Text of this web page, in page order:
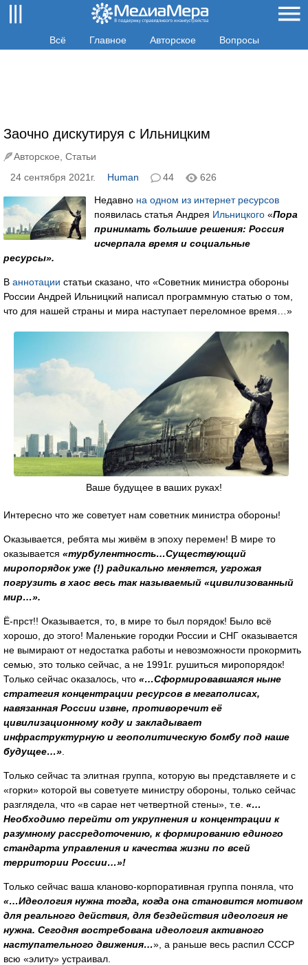
Всё Главное Авторское Вопросы
Заочно дискутируя с Ильницким
Авторское Статьи
24 сентября 2021г.
Human 44 626
Недавно на одном из интернет ресурсов
появилась статья Андрея Ильницкого «Пора
принимать большие решения: Россия
исчерпала время и социальные
ресурсы».
В аннотации статьи сказано, что «Советник министра обороны
России Андрей Ильницкий написал программную статью о том,
что для нашей страны и мира наступает переломное время…»
Ваше будущее в ваших руках!
Интересно что же советует нам советник министра обороны!
Оказывается, ребята мы живём в эпоху перемен! В мире то
оказывается «турбулентность…Существующий
миропорядок уже (!) радикально меняется, угрожая
погрузить в хаос весь так называемый «цивилизованный
мир…».
Ё-прст!! Оказывается, то, в мире то был порядок! Было всё
хорошо, до этого! Маленькие городки России и СНГ оказывается
не вымирают от недостатка работы и невозможности прокормить
семью, это только сейчас, а не 1991г. рушиться миропорядок!
Только сейчас оказалось, что «…Сформировавшаяся ныне
стратегия концентрации ресурсов в мегаполисах,
навязанная России извне, противоречит её
цивилизационному коду и закладывает
инфраструктурную и геополитическую бомбу под наше
будущее…»
Только сейчас та элитная группа, которую вы представляете и с
«горки» которой вы советуете министру обороны, только сейчас
разглядела, что «в сарае нет четвертной стены», т.е. «…
Необходимо перейти от укрупнения и концентрации к
разумному рассредоточению, к формированию единого
стандарта управления и качества жизни по всей
территории России…»!
Только сейчас ваша кланово-корпоративная группа поняла, что
«…Идеология нужна тогда, когда она становится мотивом
для реального действия, для бездействия идеология не
нужна. Сегодня востребована идеология активного
наступательного движения…», а раньше весь распил СССР
всю «элиту» устраивал.